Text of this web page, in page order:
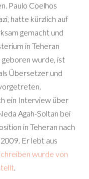
Paulo Coelhos
hatte kürzlich auf
gemacht und
in Teheran
geboren wurde, ist
Übersetzer und
ein Interview über
Agah-Soltan bei
in Teheran nach
Er lebt aus
wurde von
.